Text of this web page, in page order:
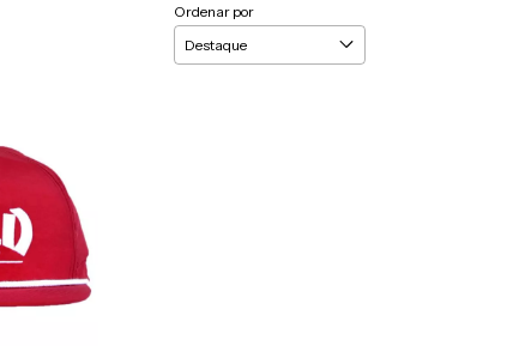
Ordenar por